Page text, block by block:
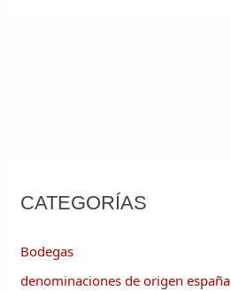
CATEGORÍAS
Bodegas
denominaciones de origen españa